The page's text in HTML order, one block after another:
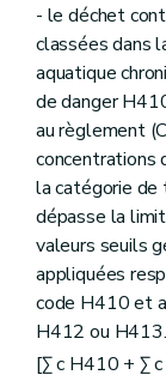
- le déchet
classées dans
aquatique
de danger
au règlement
concentrations
la catégorie de
dépasse la
valeurs seuils
appliquées
code H410 et
H412 ou H413.
[Σ c H410 + Σ